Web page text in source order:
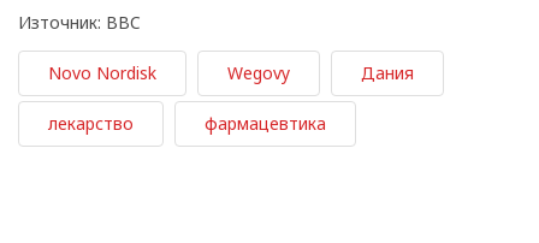
Източник: BBC
Novo Nordisk Wegovy Дания
лекарство фармацевтика